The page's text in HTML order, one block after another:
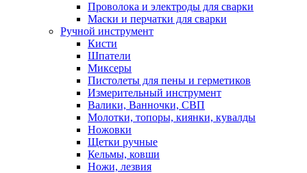
Проволока и электроды для сварки
Маски и перчатки для сварки
Ручной инструмент
Кисти
Шпатели
Миксеры
Пистолеты для пены и герметиков
Измерительный инструмент
Валики, Ванночки, СВП
Молотки, топоры, киянки, кувалды
Ножовки
Щетки ручные
Кельмы, ковши
Ножи, лезвия